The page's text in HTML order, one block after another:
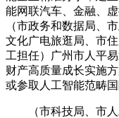
能网联汽车、金融、
（市政务和数据局、
文化广电旅逛局、市
工担任）广州市人平
财产高质量成长实施
或参取人工智能范畴
（市科技局、市人